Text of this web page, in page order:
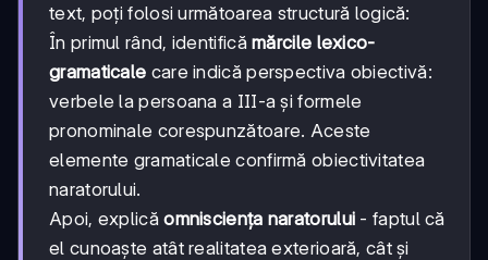
text, poți folosi următoarea structură logică:
În primul rând, identificămărcile lexico-
gramaticale care indică perspectiva obiectivă:
verbele la persoana a III-a și formele
pronominale corespunzătoare. Aceste
elemente gramaticale confirmă obiectivitatea
naratorului.
Apoi, explicăomnisciența naratorului - faptul că
el cunoaște atât realitatea exterioară, cât și